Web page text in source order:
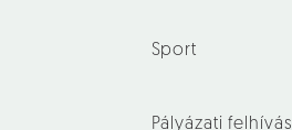
Sport
Pályázati felhívás